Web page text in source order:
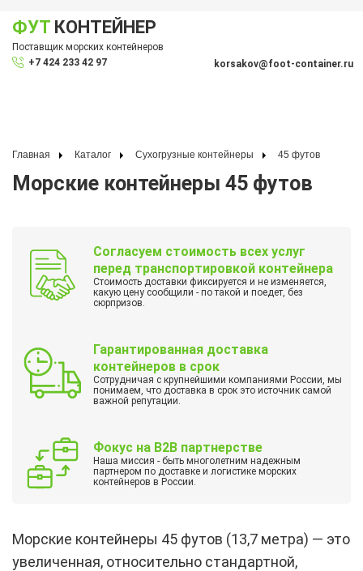
ФУТ КОНТЕЙНЕР
Поставщик морских контейнеров
+7 424 233 42 97
korsakov@foot-container.ru
Главная Каталог Сухогрузные контейнеры 45 футов
Морские контейнеры 45 футов
Согласуем стоимость всех услуг
перед транспортировкой контейнера
Стоимость доставки фиксируется и не изменяется,
какую цену сообщили - по такой и поедет, без
сюрпризов.
Гарантированная доставка
контейнеров в срок
Сотрудничая с крупнейшими компаниями России, мы
понимаем, что доставка в срок это источник самой
важной репутации.
Фокус на B2B партнерстве
Наша миссия - быть многолетним надежным
партнером по доставке и логистике морских
контейнеров в России.
Морские контейнеры 45 футов (13,7 метра) — это
увеличенная, относительно стандартной,
меню